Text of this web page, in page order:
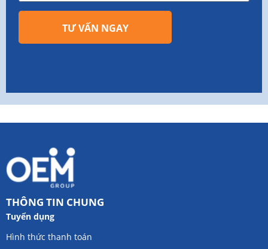
TƯ VẤN NGAY
THÔNG TIN CHUNG
Tuyển dụng
Hình thức thanh toán